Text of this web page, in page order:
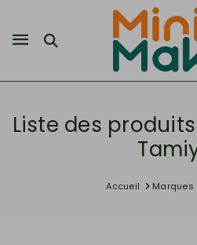
Liste des
Accueil Marques